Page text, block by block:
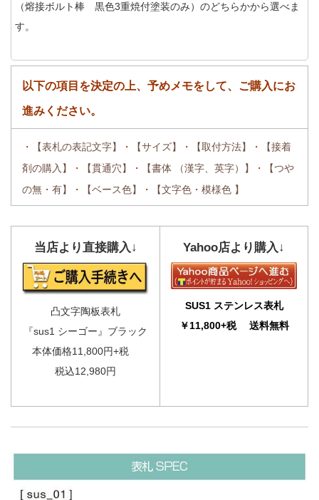
（熔接ボルト棒 黒色3重焼付塗装のみ）のどちらかから選べま
す。
以下の項目を決定の上、予めメモをして、ご購入にお
進みください。
・ 【表札の表記文字】 ・ 【サイズ】 ・ 【取付方法】 ・
【接着
剤の購入】
・ 【貫通穴】 ・ 【書体 （漢字、英字）】 ・
【つや
の無・有】
・ 【ベース色】 ・ 【文字色・ 模様色 】
当店より直接購入↓
凸文字陶板表札
『sus1 シーゴー』ブラック
本体価格11,800円+税
税込12,980円
Yahoo店より購入↓
SUS1 ステンレス表札
￥11,800+税 送料無料